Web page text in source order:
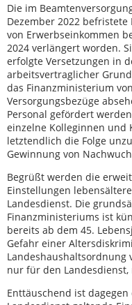
Die im
Dezember 2022
von Erwerbseinkommen
2024 verlängert worden.
erfolgte Versetzungen in
arbeitsvertraglicher
das Finanzministerium
Versorgungsbezüge
Personal gefördert
einzelne Kolleginnen und
letztendlich die Folge
Gewinnung von
Begrüßt werden die
Einstellungen
Landesdienst. Die
Finanzministeriums ist
bereits ab dem 45.
Gefahr einer
Landeshaushaltsordnung
nur für den
Enttäuschend ist